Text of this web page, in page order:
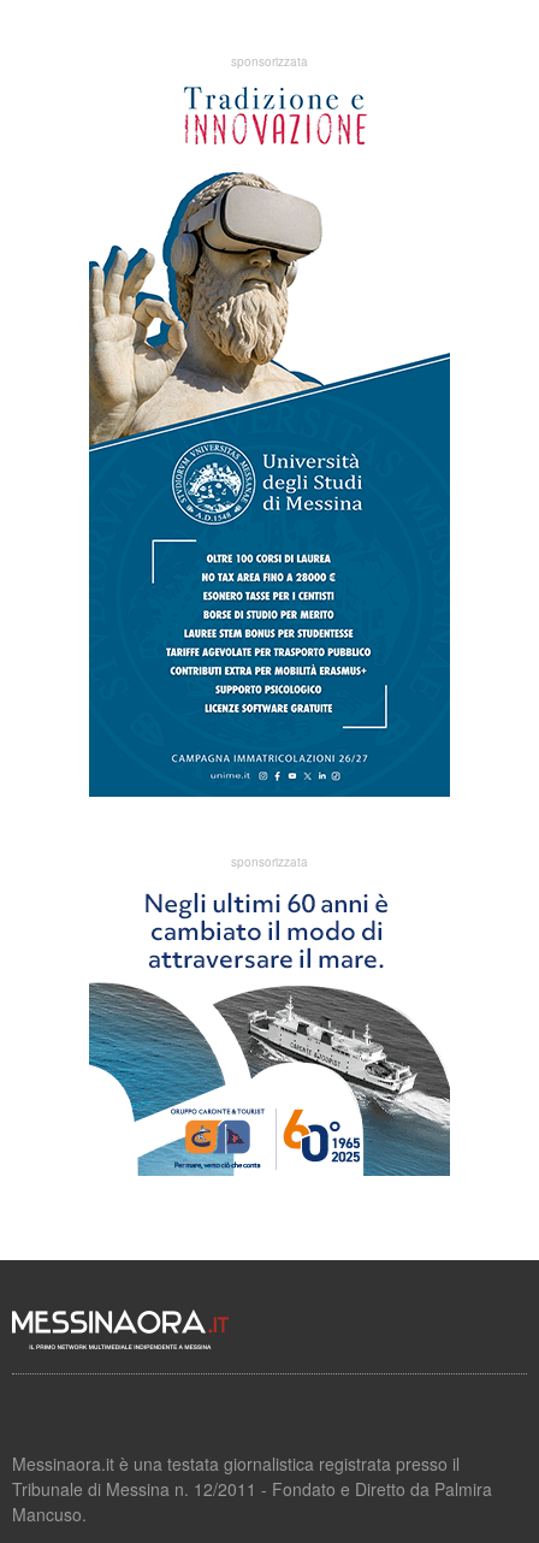
sponsorizzata
sponsorizzata
Messinaora.it è una testata giornalistica registrata presso il
Tribunale di Messina n. 12/2011 - Fondato e Diretto da Palmira
Mancuso.